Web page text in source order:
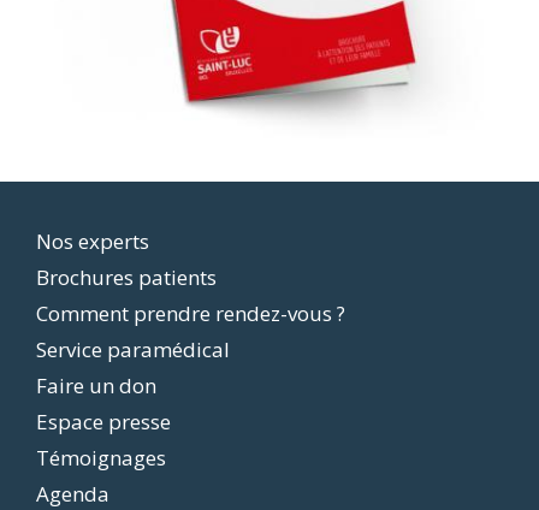
Footer
menu
Nos experts
Brochures patients
Comment prendre rendez-vous ?
Service paramédical
Faire un don
Espace presse
Témoignages
Agenda